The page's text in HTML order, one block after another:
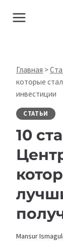
Главная >
которые
инвестиции
СТАТЬИ
10
Mansur